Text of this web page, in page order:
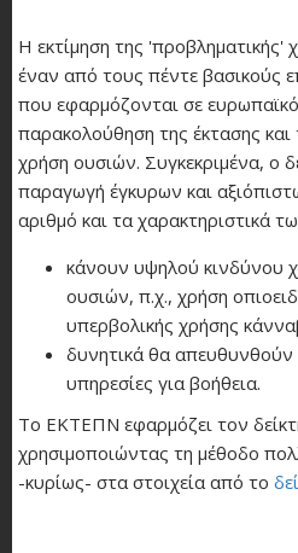
Η εκτίμηση της 'προβληματικής'
έναν από τους πέντε βασικούς
που εφαρμόζονται σε
παρακολούθηση της έκτασης
χρήση ουσιών. Συγκεκριμένα, ο
παραγωγή έγκυρων και
αριθμό και τα χαρακτηριστικά
κάνουν υψηλού κινδύνου
ουσιών, π.χ., χρήση
υπερβολικής χρήσης
δυνητικά θα απευθυνθούν
υπηρεσίες για βοήθεια.
Το ΕΚΤΕΠΝ εφαρμόζει τον
χρησιμοποιώντας τη μέθοδο
-κυρίως- στα στοιχεία από το